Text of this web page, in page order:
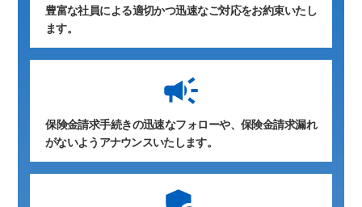
豊富な社員による適切かつ迅速なご対応をお約束いたし
ます。
保険金請求手続きの迅速なフォローや、保険金請求漏れ
がないようアナウンスいたします。